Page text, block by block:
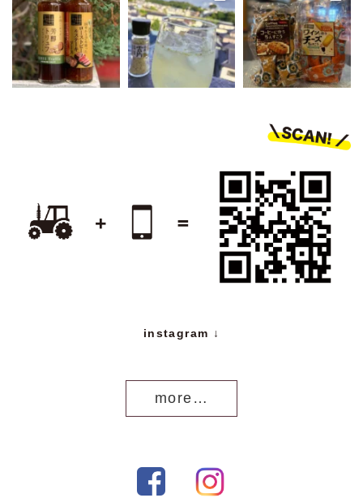
instagram ↓
more…